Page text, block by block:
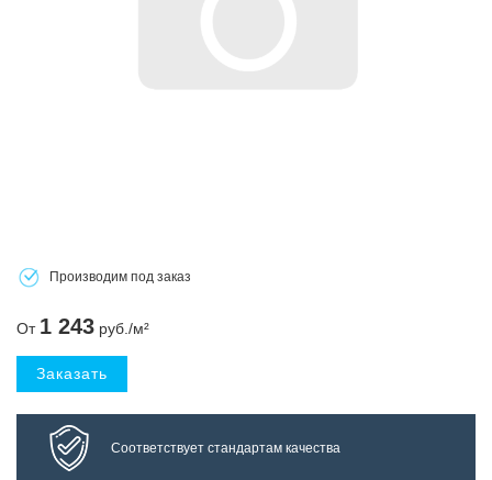
Производим под заказ
От 1 243 руб./м²
Заказать
Соответствует стандартам качества